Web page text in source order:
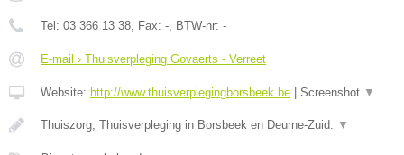
Tel: 03 366 13 38 , Fax: - , BTW-nr: -
E-mail › Thuisverpleging Govaerts - Verreet
Website: http://www.thuisverplegingborsbeek.be Screenshot ▼
Thuiszorg, Thuisverpleging in Borsbeek en Deurne-Zuid. ▼